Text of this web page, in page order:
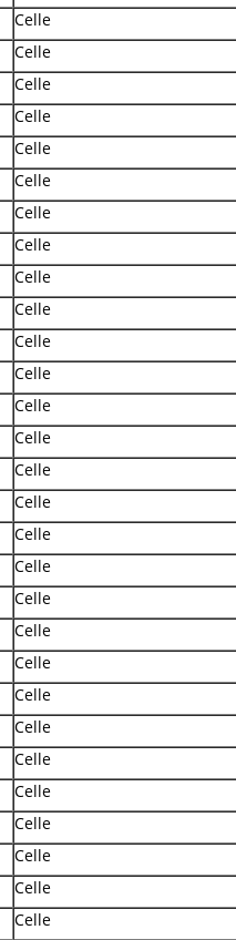
Celle
Celle
Celle
Celle
Celle
Celle
Celle
Celle
Celle
Celle
Celle
Celle
Celle
Celle
Celle
Celle
Celle
Celle
Celle
Celle
Celle
Celle
Celle
Celle
Celle
Celle
Celle
Celle
Celle